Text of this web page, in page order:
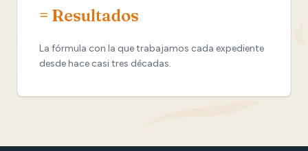
= Resultados
La fórmula con la que trabajamos cada expediente
desde hace casi tres décadas.